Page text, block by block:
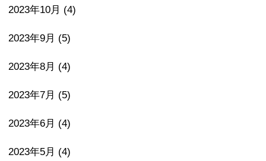
2023年10月 (4)
2023年9月 (5)
2023年8月 (4)
2023年7月 (5)
2023年6月 (4)
2023年5月 (4)